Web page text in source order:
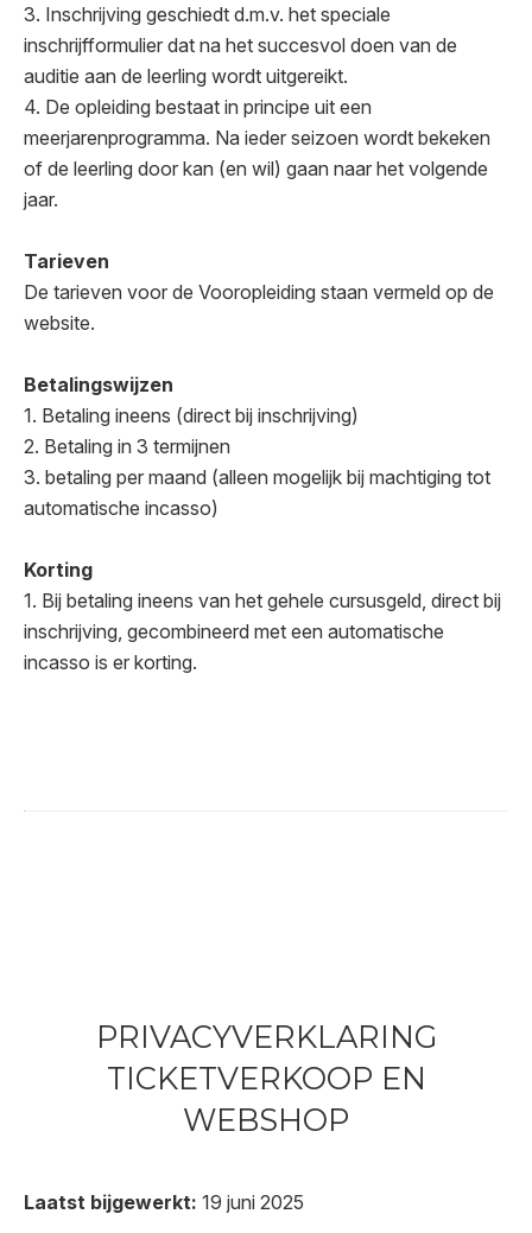
3. Inschrijving geschiedt d.m.v. het speciale
inschrijfformulier dat na het succesvol doen van de
auditie aan de leerling wordt uitgereikt.
4. De opleiding bestaat in principe uit een
meerjarenprogramma. Na ieder seizoen wordt bekeken
of de leerling door kan (en wil) gaan naar het volgende
jaar.
Tarieven
De tarieven voor de Vooropleiding staan vermeld op de
website.
Betalingswijzen
1. Betaling ineens (direct bij inschrijving)
2. Betaling in 3 termijnen
3. betaling per maand (alleen mogelijk bij machtiging tot
automatische incasso)
Korting
1. Bij betaling ineens van het gehele cursusgeld, direct bij
inschrijving, gecombineerd met een automatische
incasso is er korting.
PRIVACYVERKLARING
TICKETVERKOOP EN
WEBSHOP
Laatst bijgewerkt: 19 juni 2025